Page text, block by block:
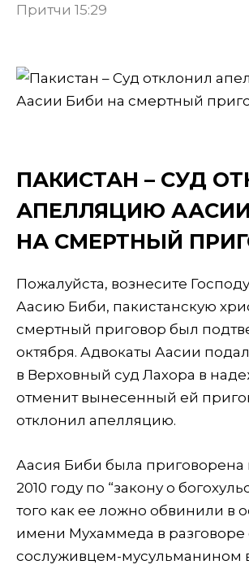
Притчи 15:29
ПАКИСТАН – СУД
АПЕЛЛЯЦИЮ
НА СМЕРТНЫЙ
Пожалуйста, вознесите
Аасию Биби, пакистанскую
смертный приговор был
октября. Адвокаты Аасии
в Верховный суд Лахора в
отменит вынесенный ей
отклонил апелляцию.
Аасия Биби была приговорена
2010 году по “закону о
того как ее ложно обвинили в
имени Мухаммеда в разговоре
сослуживцем-мусульманином